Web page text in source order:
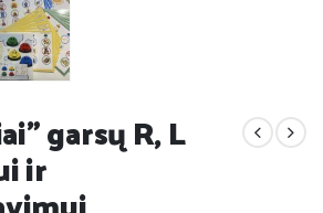
garsų R, L
ir